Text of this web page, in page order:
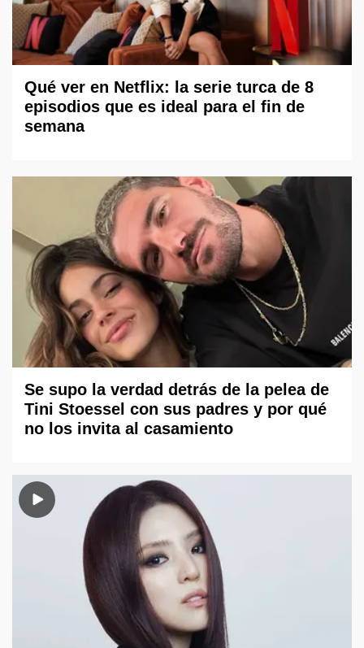
Qué ver en Netflix: la serie turca de 8
episodios que es ideal para el fin de
semana
Se supo la verdad detrás de la pelea de
Tini Stoessel con sus padres y por qué
no los invita al casamiento